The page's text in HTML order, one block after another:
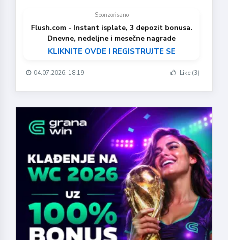
Sponzorisano
Flush.com - Instant isplate, 3 depozit bonusa.
Dnevne, nedeljne i mesečne nagrade
KLIKNITE OVDE I REGISTRUJTE SE
04.07.2026. 18:19 Like (3)